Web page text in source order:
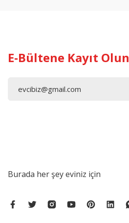
E-Bültene Kayıt Olun
Burada her şey eviniz için